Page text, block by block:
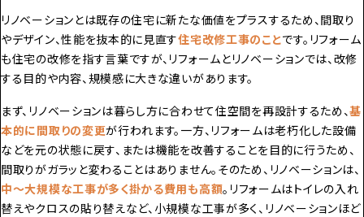
リノベーションとは既存の住宅に新たな価値をプラスするため、間取り
やデザイン、性能を抜本的に見直す住宅改修工事のことです。リフォーム
も住宅の改修を指す言葉ですが、リフォームとリノベーションでは、改修
する目的や内容、規模感に大きな違いがあります。
まず、リノベーションは暮らし方に合わせて住空間を再設計するため、基
本的に間取りの変更が行われます。一方、リフォームは老朽化した設備
などを元の状態に戻す、または機能を改善することを目的に行うため、
間取りがガラッと変わることはありません。そのため、リノベーションは、
中～大規模な工事が多く掛かる費用も高額。リフォームはトイレの入れ
替えやクロスの貼り替えなど、小規模な工事が多く、リノベーションほど